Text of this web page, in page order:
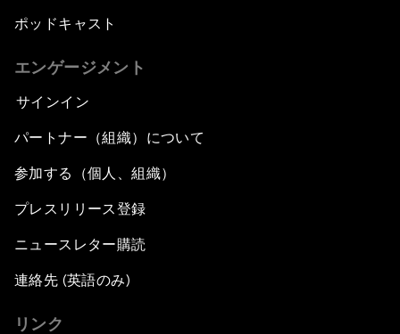
ポッドキャスト
エンゲージメント
サインイン
パートナー（組織）について
参加する（個人、組織）
プレスリリース登録
ニュースレター購読
連絡先 (英語のみ)
リンク